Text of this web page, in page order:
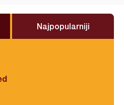
Najpopularniji